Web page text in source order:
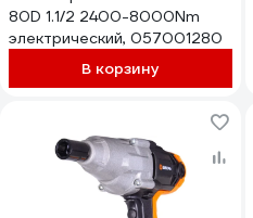
80D 1.1/2 2400-8000Nm
электрический, 057001280
В корзину